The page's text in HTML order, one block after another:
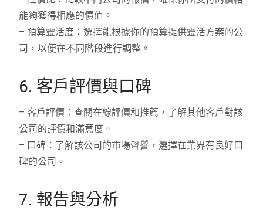
能夠獲得相應的價值。
– 預算靈活度：選擇能根據你的預算提供靈活方案的公
司，以便在不同階段進行調整。
6. 客戶評價與口碑
– 客戶評價：查閱在線評價和推薦，了解其他客戶對該
公司的評價和滿意度。
– 口碑：了解該公司的市場聲譽，選擇在業界有良好口
碑的公司。
7. 報告與分析